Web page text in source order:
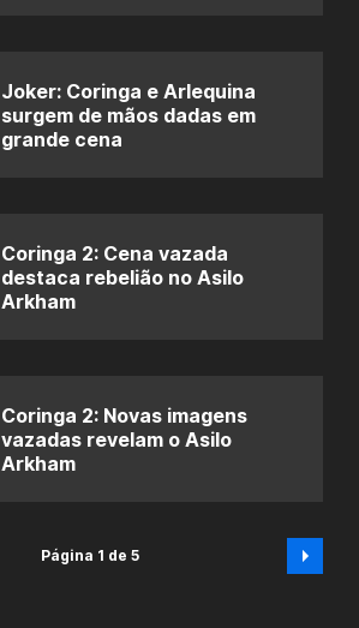
Joker: Coringa e Arlequina
surgem de mãos dadas em
grande cena
Coringa 2: Cena vazada
destaca rebelião no Asilo
Arkham
Coringa 2: Novas imagens
vazadas revelam o Asilo
Arkham
Página 1 de 5